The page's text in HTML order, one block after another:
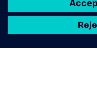
nova oprema za
Saznajte više